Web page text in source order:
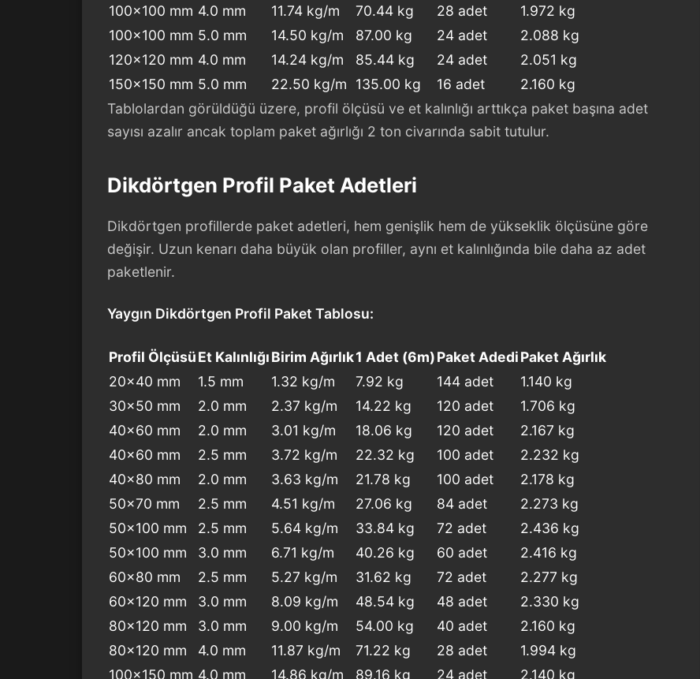
100×100 mm 4.0 mm 11.74 kg/m 70.44 kg 28 adet
1.972 kg
100×100 mm 5.0 mm 14.50 kg/m 87.00 kg 24 adet
2.088 kg
120×120 mm 4.0 mm 14.24 kg/m 85.44 kg 24 adet
2.051 kg
150×150 mm 5.0 mm 22.50 kg/m 135.00 kg 16 adet
2.160 kg
Tablolardan görüldüğü üzere, profil ölçüsü ve et kalınlığı arttıkça paket başına adet
sayısı azalır ancak toplam paket ağırlığı 2 ton civarında sabit tutulur.
Dikdörtgen Profil Paket Adetleri
Dikdörtgen profillerde paket adetleri, hem genişlik hem de yükseklik ölçüsüne göre
değişir. Uzun kenarı daha büyük olan profiller, aynı et kalınlığında bile daha az adet
paketlenir.
Yaygın Dikdörtgen Profil Paket Tablosu:
Profil ÖlçüsüEt KalınlığıBirim Ağırlık1 Adet (6m)Paket AdediPaket Ağırlık
20×40 mm
1.5 mm 1.32 kg/m 7.92 kg 144 adet
1.140 kg
30×50 mm
2.0 mm 2.37 kg/m 14.22 kg 120 adet
1.706 kg
40×60 mm
2.0 mm 3.01 kg/m 18.06 kg 120 adet
2.167 kg
40×60 mm
2.5 mm 3.72 kg/m 22.32 kg 100 adet
2.232 kg
40×80 mm
2.0 mm 3.63 kg/m 21.78 kg 100 adet
2.178 kg
50×70 mm
2.5 mm 4.51 kg/m 27.06 kg 84 adet
2.273 kg
50×100 mm
2.5 mm 5.64 kg/m 33.84 kg 72 adet
2.436 kg
50×100 mm
3.0 mm 6.71 kg/m 40.26 kg 60 adet
2.416 kg
60×80 mm
2.5 mm 5.27 kg/m 31.62 kg 72 adet
2.277 kg
60×120 mm
3.0 mm 8.09 kg/m 48.54 kg 48 adet
2.330 kg
80×120 mm
3.0 mm 9.00 kg/m 54.00 kg 40 adet
2.160 kg
80×120 mm
4.0 mm 11.87 kg/m 71.22 kg 28 adet
1.994 kg
100×150 mm 4.0 mm 14.86 kg/m 89.16 kg 24 adet 2.140 kg